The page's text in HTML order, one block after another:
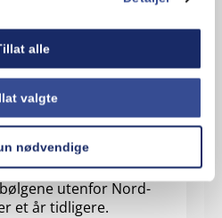
alle
valgte
nødvendige
–
i røken
Mills kaviar så er det
reise som startet dypt
utenfor Nord-
et år tidligere.